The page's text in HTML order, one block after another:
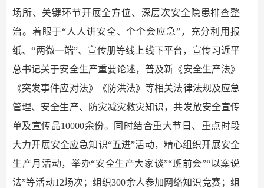
场所、关键环节开展全方位、深层次安全隐患排查整
治。着眼于“人人讲安全、个个会应急”，充分利用报
纸、“两微一端”、宣传册等线上线下平台，宣传习近平
总书记关于安全生产重要论述，普及新《安全生产法》
《突发事件应对法》《防洪法》等相关法律法规及应急
管理、安全生产、防灾减灾救灾知识，共发放安全宣传
单及宣传品10000余份。同时结合重大节日、重点时段
大力开展安全应急知识“五进”活动，精心组织开展安全
生产月活动，举办“安全生产大家谈”“班前会”“以案说
法”等活动12场次；组织300余人参加网络知识竞赛；组